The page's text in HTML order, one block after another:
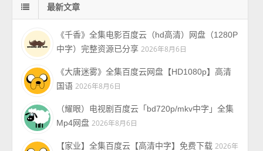
最新文章
《千香》全集电影百度云（hd高清）网盘（1280P
中字）完整资源已分享 2026年8月6日
《大唐迷雾》全集百度云网盘【HD1080p】高清
国语 2026年8月6日
（耀眼）电视剧百度云「bd720p/mkv中字」全集
Mp4网盘 2026年8月6日
【家业】全集百度云【高清中字】免费下载 2026年